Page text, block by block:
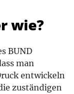
wie?
BUND
man
entwickeln
zuständigen